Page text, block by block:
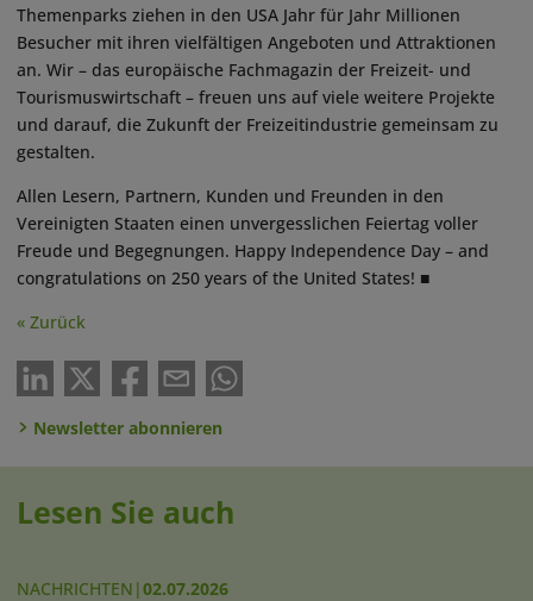
Themenparks ziehen in den USA Jahr für Jahr Millionen
Besucher mit ihren vielfältigen Angeboten und Attraktionen
an. Wir – das europäische Fachmagazin der Freizeit- und
Tourismuswirtschaft – freuen uns auf viele weitere Projekte
und darauf, die Zukunft der Freizeitindustrie gemeinsam zu
gestalten.
Allen Lesern, Partnern, Kunden und Freunden in den
Vereinigten Staaten einen unvergesslichen Feiertag voller
Freude und Begegnungen. Happy Independence Day – and
congratulations on 250 years of the United States! ■
« Zurück
Newsletter abonnieren
Lesen Sie auch
NACHRICHTEN |02.07.2026